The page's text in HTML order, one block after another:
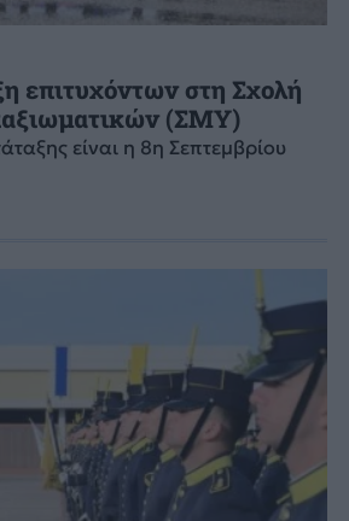
επιτυχόντων στη Σχολή
(ΣΜΥ)
είναι η 8η Σεπτεμβρίου